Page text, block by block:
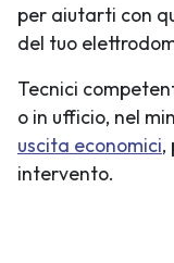
per aiutarti con
del tuo
Tecnici
o in ufficio, nel
uscita economici,
intervento.